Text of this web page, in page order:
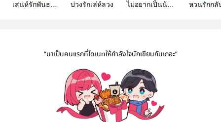
เสน่ห์รักพันธะ
บ่วงรักเล่ห์ลวง
ไม่อยากเป็นน้อง
หวนรักกลั
“มาเป็นคนแรกที่โดเนทให้กำลังใจนักเขียนกันเถอะ”